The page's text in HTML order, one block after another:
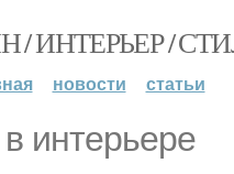
/ ИНТЕРЬЕР /
новости статьи
интерьере